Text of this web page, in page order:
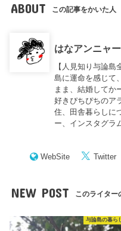
ABOUT この記事をかいた人
はなアンニャー
【人見知り与論
島に運命を感じて
まま、結婚してか
好きぴちぴちのア
住、田舎暮らしに
ー、インスタグラ
WebSite Twitter
NEW POST このライター
与論島の暮ら